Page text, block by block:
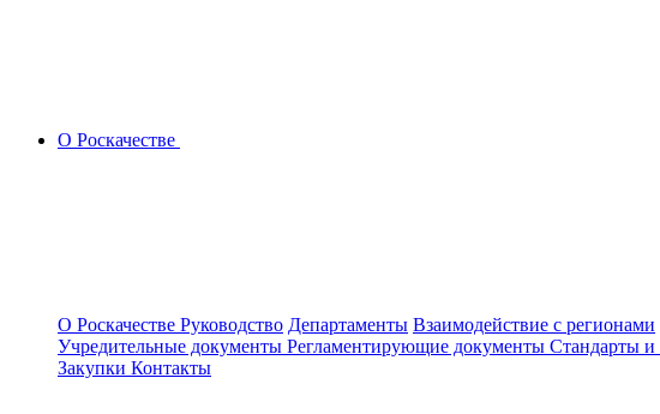
О Роскачестве
О Роскачестве Руководство Департаменты Взаимодействие с регионами
Учредительные документы Регламентирующие документы Стандарты и
Закупки Контакты